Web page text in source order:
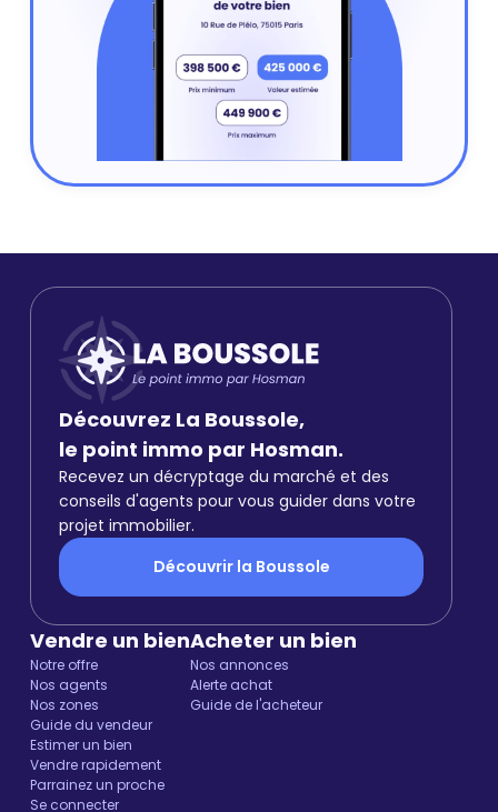
Découvrez La Boussole,
le point immo par Hosman.
Recevez un décryptage du marché et des
conseils d'agents pour vous guider dans votre
projet immobilier.
Découvrir la Boussole
Vendre un bien
Notre offre
Nos agents
Nos zones
Guide du vendeur
Estimer un bien
Vendre rapidement
Parrainez un proche
Se connecter
Acheter un bien
Nos annonces
Alerte achat
Guide de l'acheteur